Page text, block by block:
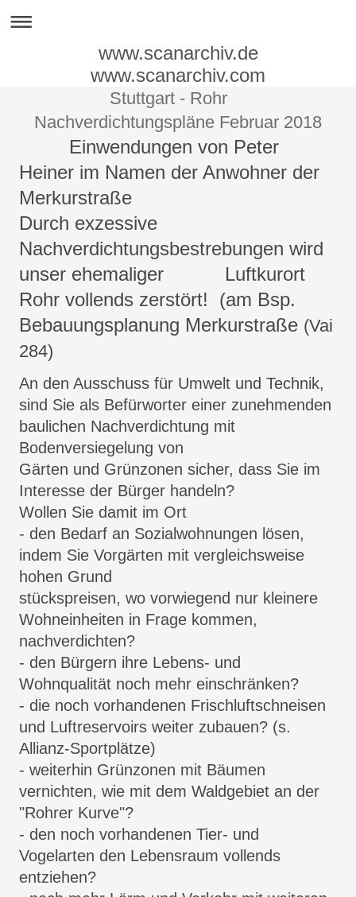
www.scanarchiv.de
www.scanarchiv.com
Stuttgart - Rohr
Nachverdichtungspläne Februar 2018
Einwendungen von Peter
Heiner im Namen der Anwohner der
Merkurstraße
Durch exzessive
Nachverdichtungsbestrebungen wird
unser ehemaliger Luftkurort
Rohr vollends zerstört! (am Bsp.
Bebauungsplanung Merkurstraße (Vai
284)
An den Ausschuss für Umwelt und Technik,
sind Sie als Befürworter einer zunehmenden
baulichen Nachverdichtung mit
Bodenversiegelung von
Gärten und Grünzonen sicher, dass Sie im
Interesse der Bürger handeln?
Wollen Sie damit im Ort
- den Bedarf an Sozialwohnungen lösen,
indem Sie Vorgärten mit vergleichsweise
hohen Grund
stückspreisen, wo vorwiegend nur kleinere
Wohneinheiten in Frage kommen,
nachverdichten?
- den Bürgern ihre Lebens- und
Wohnqualität noch mehr einschränken?
- die noch vorhandenen Frischluftschneisen
und Luftreservoirs weiter zubauen? (s.
Allianz-Sportplätze)
- weiterhin Grünzonen mit Bäumen
vernichten, wie mit dem Waldgebiet an der
"Rohrer Kurve"?
- den noch vorhandenen Tier- und
Vogelarten den Lebensraum vollends
entziehen?